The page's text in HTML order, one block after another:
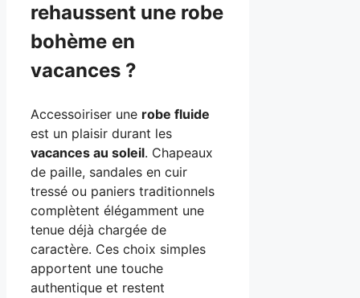
rehaussent une robe
bohème en
vacances ?
Accessoiriser une robe fluide
est un plaisir durant les
vacances au soleil. Chapeaux
de paille, sandales en cuir
tressé ou paniers traditionnels
complètent élégamment une
tenue déjà chargée de
caractère. Ces choix simples
apportent une touche
authentique et restent